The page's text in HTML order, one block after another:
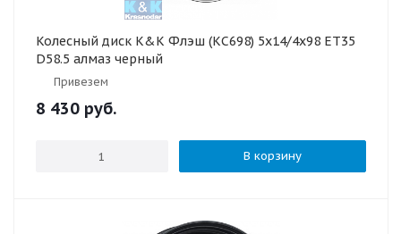
Колесный диск K&K Флэш (КС698) 5x14/4x98 ET35
D58.5 алмаз черный
Привезем
8 430 руб.
В корзину